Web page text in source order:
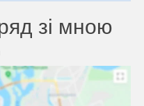
зі мною